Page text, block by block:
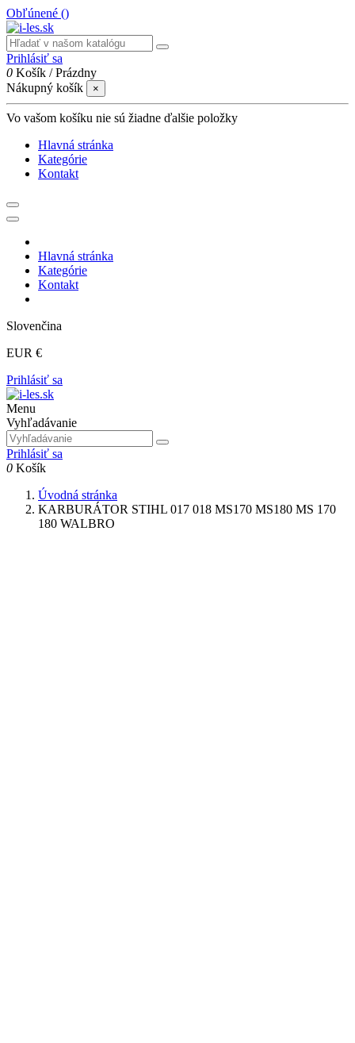
Obľúnené ()
Prihlásiť sa
0 Košík /Prázdny
Nákupný košík
×
Vo vašom košíku nie sú žiadne ďalšie položky
Hlavná stránka
Kategórie
Kontakt
Hlavná stránka
Kategórie
Kontakt
Slovenčina
EUR €
Prihlásiť sa
Menu
Vyhľadávanie
Prihlásiť sa
0 Košík
Úvodná stránka
KARBURÁTOR STIHL 017 018 MS170 MS180 MS 170
180 WALBRO